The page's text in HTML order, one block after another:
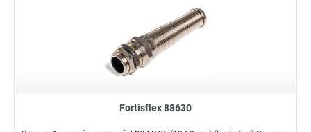
Fortisflex 88630